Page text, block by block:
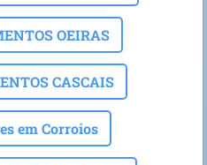
OEIRAS
CASCAIS
em Corroios